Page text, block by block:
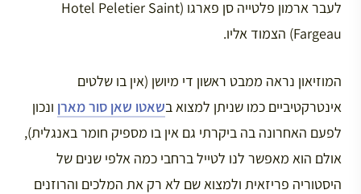
לעבר ארמון פלטייה סן פארגו (Hotel Peletier Saint
Fargeau) הצמוד אליו.
המוזיאון נראה ממבט ראשון די מיושן (אין בו שלטים
אינטרקטיביים כמו שניתן למצוא בשאטו שאן סור מארן ונכון
לפעם האחרונה בה ביקרתי גם אין בו מספיק חומר באנגלית),
אולם הוא מאפשר לנו לטייל ברחבי כמה אלפי שנים של
היסטוריה פריזאית ולמצוא שם לא רק את המלכים והרוזנים